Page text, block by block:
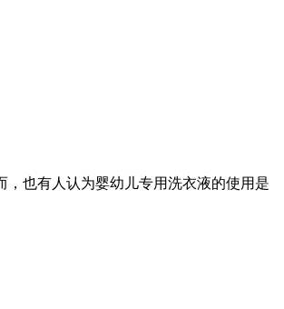
也有人认为婴幼儿专用洗衣液的使用是